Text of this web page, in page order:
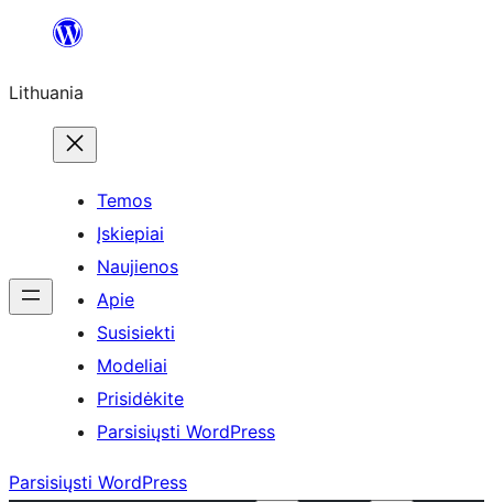
turinio
Lithuania
Temos
Įskiepiai
Naujienos
Apie
Susisiekti
Modeliai
Prisidėkite
Parsisiųsti WordPress
Parsisiųsti WordPress